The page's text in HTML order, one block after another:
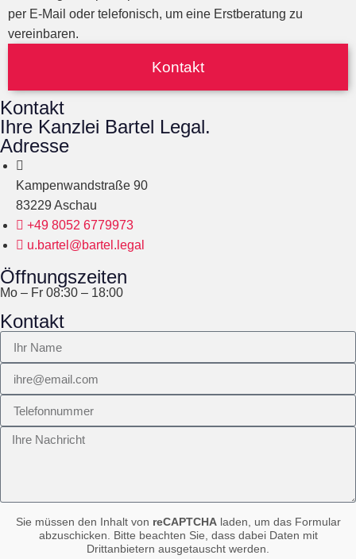
per E-Mail oder telefonisch, um eine Erstberatung zu
vereinbaren.
Kontakt
Kontakt
Ihre Kanzlei Bartel Legal.
Adresse
Kampenwandstraße 90
83229 Aschau
+49 8052 6779973
u.bartel@bartel.legal
Öffnungszeiten
Mo – Fr 08:30 – 18:00
Kontakt
Sie müssen den Inhalt von reCAPTCHAladen, um das Formular
abzuschicken. Bitte beachten Sie, dass dabei Daten mit
Drittanbietern ausgetauscht werden.